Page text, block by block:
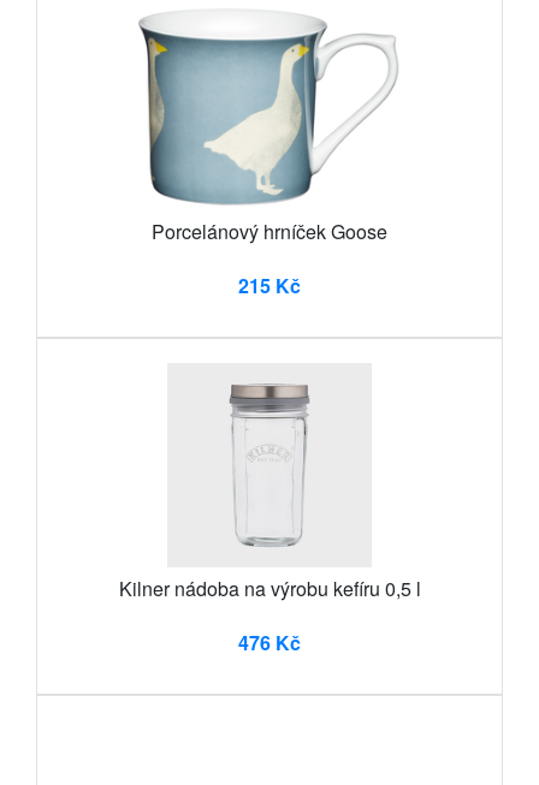
Porcelánový hrníček Goose
215 Kč
Kilner nádoba na výrobu kefíru 0,5 l
476 Kč